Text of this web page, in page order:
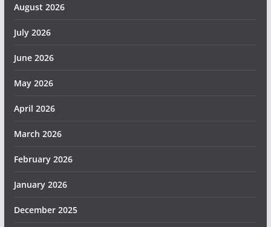
August 2026
July 2026
June 2026
May 2026
April 2026
March 2026
February 2026
January 2026
December 2025